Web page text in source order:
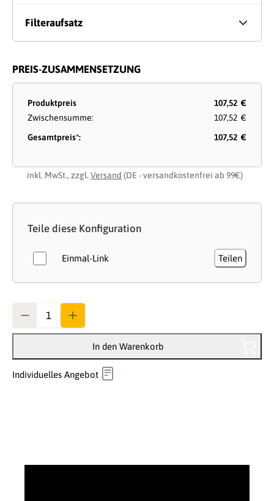
Filteraufsatz
PREIS-ZUSAMMENSETZUNG
Produktpreis
107,52 €
Zwischensumme:
107,52 €
Gesamtpreis*:
107,52 €
inkl. MwSt., zzgl. Versand (DE - versandkostenfrei ab 99€)
Teile diese Konfiguration
Einmal-Link Teilen
In den Warenkorb
Individuelles Angebot